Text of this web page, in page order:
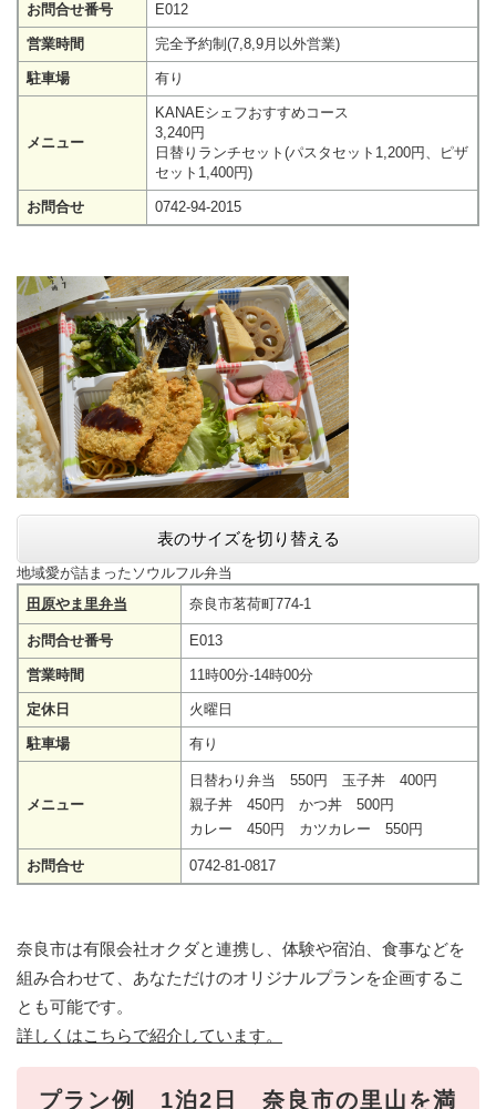
お問合せ番号 E012
営業時間 完全予約制(7,8,9月以外営業)
駐車場 有り
メニュー
KANAEシェフおすすめコース
3,240円
日替りランチセット(パスタセット1,200円、ピザ
セット1,400円)
お問合せ 0742-94-2015
表のサイズを切り替える
地域愛が詰まったソウルフル弁当
田原やま里弁当
奈良市茗荷町774-1
お問合せ番号 E013
営業時間 11時00分-14時00分
定休日 火曜日
駐車場 有り
メニュー
日替わり弁当 550円 玉子丼 400円
親子丼 450円 かつ丼 500円
カレー 450円 カツカレー 550円
お問合せ 0742-81-0817
奈良市は有限会社オクダと連携し、体験や宿泊、食事などを
組み合わせて、あなただけのオリジナルプランを企画するこ
とも可能です。
詳しくはこちらで紹介しています。
プラン例 1泊2日 奈良市の里山を満